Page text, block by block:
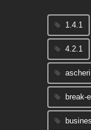
1.4.1
4.2.1
ascheri
break-